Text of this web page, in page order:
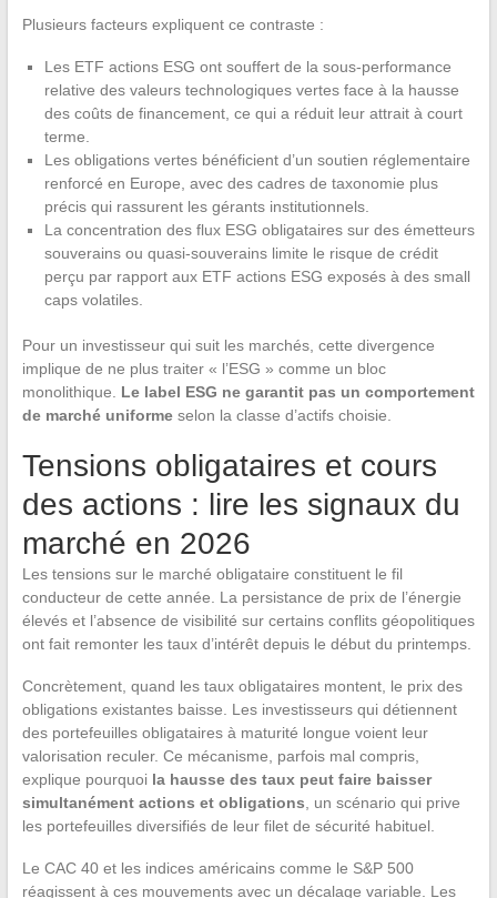
Plusieurs facteurs expliquent ce contraste :
Les ETF actions ESG ont souffert de la sous-performance
relative des valeurs technologiques vertes face à la hausse
des coûts de financement, ce qui a réduit leur attrait à court
terme.
Les obligations vertes bénéficient d’un soutien réglementaire
renforcé en Europe, avec des cadres de taxonomie plus
précis qui rassurent les gérants institutionnels.
La concentration des flux ESG obligataires sur des émetteurs
souverains ou quasi-souverains limite le risque de crédit
perçu par rapport aux ETF actions ESG exposés à des small
caps volatiles.
Pour un investisseur qui suit les marchés, cette divergence
implique de ne plus traiter « l’ESG » comme un bloc
monolithique. Le label ESG ne garantit pas un comportement
de marché uniformeselon la classe d’actifs choisie.
Tensions obligataires et cours
des actions : lire les signaux du
marché en 2026
Les tensions sur le marché obligataire constituent le fil
conducteur de cette année. La persistance de prix de l’énergie
élevés et l’absence de visibilité sur certains conflits géopolitiques
ont fait remonter les taux d’intérêt depuis le début du printemps.
Concrètement, quand les taux obligataires montent, le prix des
obligations existantes baisse. Les investisseurs qui détiennent
des portefeuilles obligataires à maturité longue voient leur
valorisation reculer. Ce mécanisme, parfois mal compris,
explique pourquoi la hausse des taux peut faire baisser
simultanément actions et obligations , un scénario qui prive
les portefeuilles diversifiés de leur filet de sécurité habituel.
Le CAC 40 et les indices américains comme le S&P 500
réagissent à ces mouvements avec un décalage variable. Les